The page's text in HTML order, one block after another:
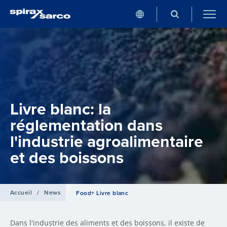
Livre blanc: la
réglementation dans
l'industrie agroalimentaire
et des boissons
Accueil / News Food+ Livre blanc
Dans l'industrie des aliments et des boissons, il existe de